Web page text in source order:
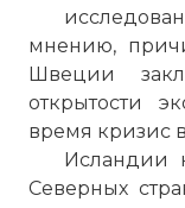
мнению,
Швеции
открытости
время кризис в
Исландии
Северных